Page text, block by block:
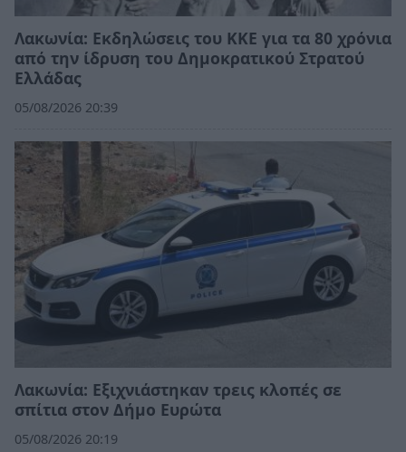
Λακωνία: Εκδηλώσεις του ΚΚΕ για τα 80 χρόνια
από την ίδρυση του Δημοκρατικού Στρατού
Ελλάδας
05/08/2026 20:39
Λακωνία: Εξιχνιάστηκαν τρεις κλοπές σε
σπίτια στον Δήμο Ευρώτα
05/08/2026 20:19